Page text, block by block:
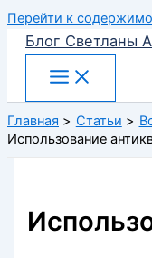
Перейти к
Блог Светланы
Главная Статьи
Использование